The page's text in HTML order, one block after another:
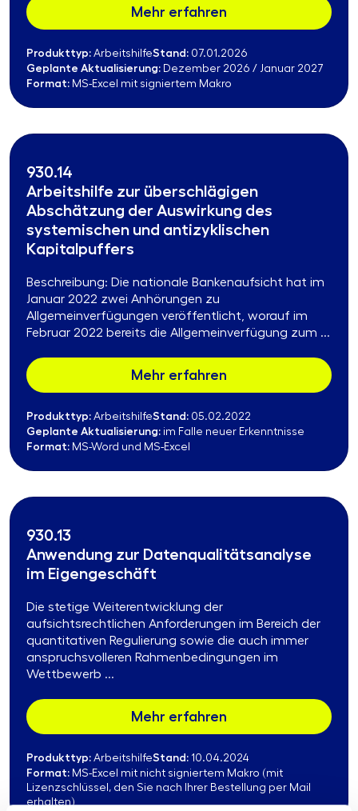
Mehr erfahren
Produkttyp: ArbeitshilfeStand: 07.01.2026
Geplante Aktualisierung: Dezember 2026 / Januar 2027
Format: MS-Excel mit signiertem Makro
930.14
Arbeitshilfe zur überschlägigen
Abschätzung der Auswirkung des
systemischen und antizyklischen
Kapitalpuffers
Beschreibung: Die nationale Bankenaufsicht hat im
Januar 2022 zwei Anhörungen zu
Allgemeinverfügungen veröffentlicht, worauf im
Februar 2022 bereits die Allgemeinverfügung zum ...
Mehr erfahren
Produkttyp: ArbeitshilfeStand: 05.02.2022
Geplante Aktualisierung: im Falle neuer Erkenntnisse
Format: MS-Word und MS-Excel
930.13
Anwendung zur Datenqualitätsanalyse
im Eigengeschäft
Die stetige Weiterentwicklung der
aufsichtsrechtlichen Anforderungen im Bereich der
quantitativen Regulierung sowie die auch immer
anspruchsvolleren Rahmenbedingungen im
Wettbewerb ...
Mehr erfahren
Produkttyp: ArbeitshilfeStand: 10.04.2024
Format: MS-Excel mit nicht signiertem Makro (mit
Lizenzschlüssel, den Sie nach Ihrer Bestellung per Mail
erhalten)